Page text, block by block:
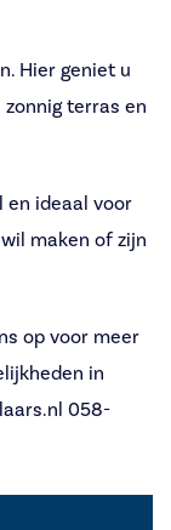
Hier geniet u
terras en
en ideaal voor
maken of zijn
op voor meer
in
058-